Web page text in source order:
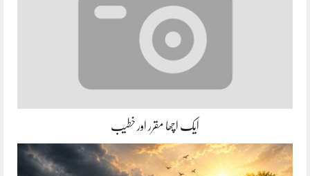
ایک اچھا مقرر اور خطیب